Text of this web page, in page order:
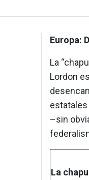
Europa:
La
Lordon
estatales
–sin
La